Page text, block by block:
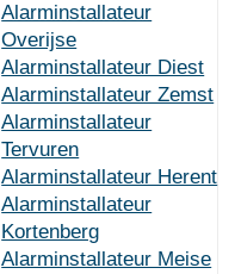
Alarminstallateur
Overijse
Alarminstallateur Diest
Alarminstallateur Zemst
Alarminstallateur
Tervuren
Alarminstallateur Herent
Alarminstallateur
Kortenberg
Alarminstallateur Meise